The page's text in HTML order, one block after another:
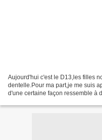
Aujourd'hui c'est le D13,les filles
dentelle.Pour ma part,je me suis
d'une certaine façon ressemble à